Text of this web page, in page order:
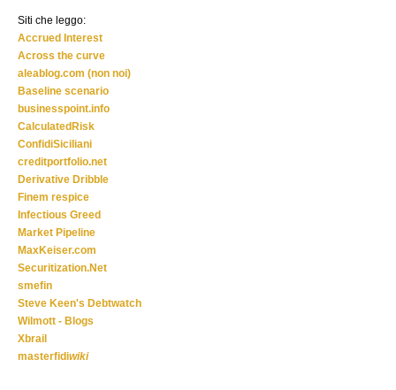
Siti che leggo:
Accrued Interest
Across the curve
aleablog.com (non noi)
Baseline scenario
businesspoint.info
CalculatedRisk
ConfidiSiciliani
creditportfolio.net
Derivative Dribble
Finem respice
Infectious Greed
Market Pipeline
MaxKeiser.com
Securitization.Net
smefin
Steve Keen's Debtwatch
Wilmott - Blogs
Xbrail
masterfidiwiki